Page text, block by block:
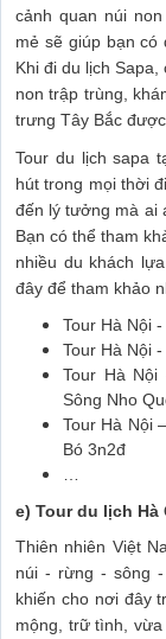
cảnh quan núi
mẻ sẽ giúp bạn có
Khi đi du lịch
non trập trùng,
trưng Tây Bắc
Tour du lịch sapa
hút trong mọi thời
đến lý tưởng mà ai
Bạn có thể tham
nhiều du khách
đây để tham khảo
Tour Hà Nội
Tour Hà Nội
Tour Hà
Sông Nho
Tour Hà Nội
Bó 3n2đ
e) Tour du lịch Hà
Thiên nhiên Việt
núi - rừng - sông
khiến cho nơi đây
mộng, trữ tình,